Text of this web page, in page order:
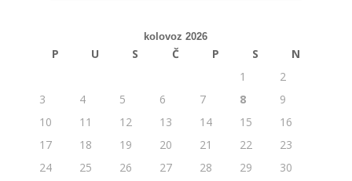
kolovoz 2026
P U S Č P S
N
1
2
3
4 5 6 7 8
9
10
11 12 13 14 15
16
17
18 19 20 21 22
23
24
25 26 27 28 29
30